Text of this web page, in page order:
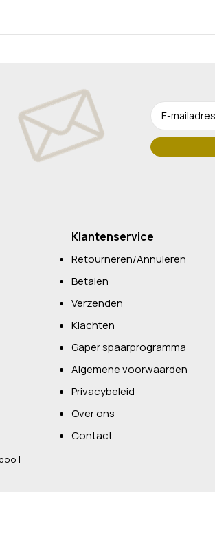
Klantenservice
Retourneren/Annuleren
Betalen
Verzenden
Klachten
Gaper spaarprogramma
Algemene voorwaarden
Privacybeleid
Over ons
Contact
|